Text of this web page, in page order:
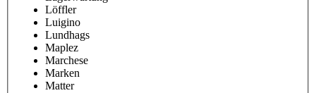
Löffler
Luigino
Lundhags
Maplez
Marchese
Marken
Matter